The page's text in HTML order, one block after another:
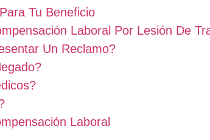
Tu Beneficio
Laboral Por Lesión De
Un Reclamo?
Laboral